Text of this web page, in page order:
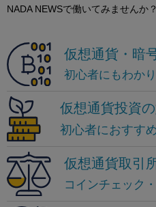
NADA NEWSで働いてみませんか？